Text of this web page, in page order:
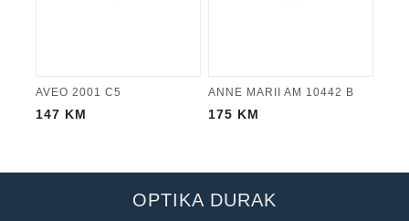
AVEO 2001 C5
147 KM
ANNE MARII AM 10442 B
175 KM
OPTIKA DURAK